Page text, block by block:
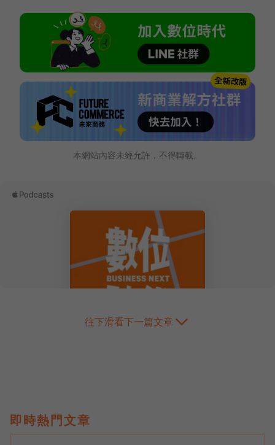
本網站內容未經允許，不得轉載。
往下滑看下一篇文章
即時熱門文章